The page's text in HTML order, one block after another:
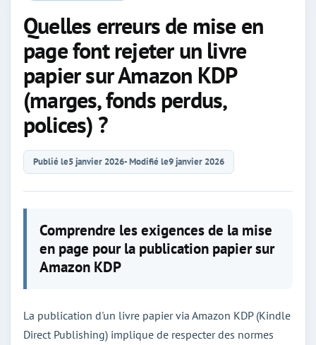
Quelles erreurs de mise en
page font rejeter un livre
papier sur Amazon KDP
(marges, fonds perdus,
polices) ?
Publié le5 janvier 2026- Modifié le9 janvier 2026
Comprendre les exigences de la mise
en page pour la publication papier sur
Amazon KDP
La publication d'un livre papier via Amazon KDP (Kindle
Direct Publishing) implique de respecter des normes